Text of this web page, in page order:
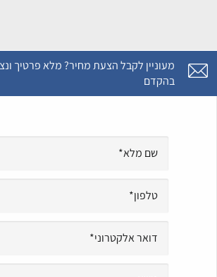
מעוניין לקבל הצעת מחיר? מלא פרטיך
בהקדם